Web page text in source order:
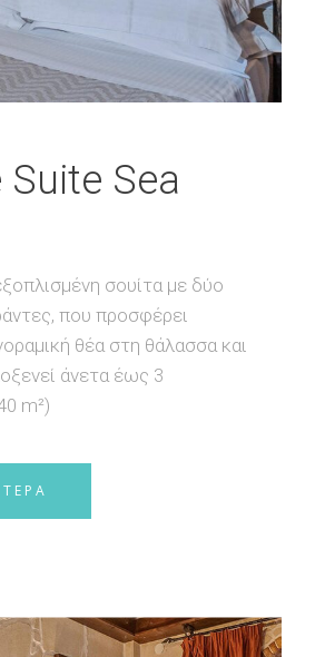
Suite Sea
σουίτα με δύο
που προσφέρει
θέα στη θάλασσα και
άνετα έως 3
m²)